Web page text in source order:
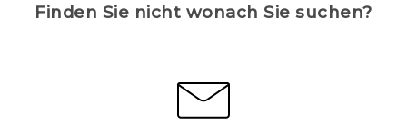
Finden Sie nicht wonach Sie suchen?